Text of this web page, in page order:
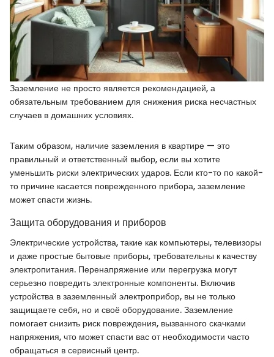
Заземление не просто является рекомендацией, а
обязательным требованием для снижения риска несчастных
случаев в домашних условиях.
Таким образом, наличие заземления в квартире — это
правильный и ответственный выбор, если вы хотите
уменьшить риски электрических ударов. Если кто-то по какой-
то причине касается поврежденного прибора, заземление
может спасти жизнь.
Защита оборудования и приборов
Электрические устройства, такие как компьютеры, телевизоры
и даже простые бытовые приборы, требовательны к качеству
электропитания. Перенапряжение или перегрузка могут
серьезно повредить электронные компоненты. Включив
устройства в заземленный электроприбор, вы не только
защищаете себя, но и своё оборудование. Заземление
помогает снизить риск повреждения, вызванного скачками
напряжения, что может спасти вас от необходимости часто
обращаться в сервисный центр.